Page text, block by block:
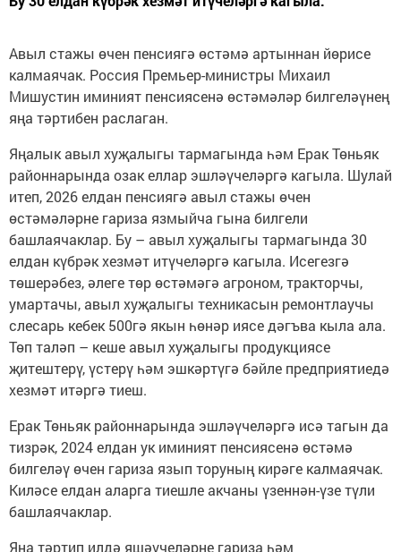
Авыл стажы өчен пенсиягә өстәмә артыннан йөрисе
калмаячак. Россия Премьер-министры Михаил
Мишустин иминият пенсиясенә өстәмәләр билгеләүнең
яңа тәртибен раслаган.
Яңалык авыл хуҗалыгы тармагында һәм Ерак Төньяк
районнарында озак еллар эшләүчеләргә кагыла. Шулай
итеп, 2026 елдан пенсиягә авыл стажы өчен
өстәмәләрне гариза язмыйча гына билгели
башлаячаклар. Бу – авыл хуҗалыгы тармагында 30
елдан күбрәк хезмәт итүчеләргә кагыла. Исегезгә
төшерәбез, әлеге төр өстәмәгә агроном, тракторчы,
умартачы, авыл хуҗалыгы техникасын ремонтлаучы
слесарь кебек 500гә якын һөнәр иясе дәгъва кыла ала.
Төп таләп – кеше авыл хуҗалыгы продукциясе
җитештерү, үстерү һәм эшкәртүгә бәйле предприятиедә
хезмәт итәргә тиеш.
Ерак Төньяк районнарында эшләүчеләргә исә тагын да
тизрәк, 2024 елдан ук иминият пенсиясенә өстәмә
билгеләү өчен гариза язып торуның кирәге калмаячак.
Киләсе елдан аларга тиешле акчаны үзеннән-үзе түли
башлаячаклар.
Яңа тәртип илдә яшәүчеләрне гариза һәм